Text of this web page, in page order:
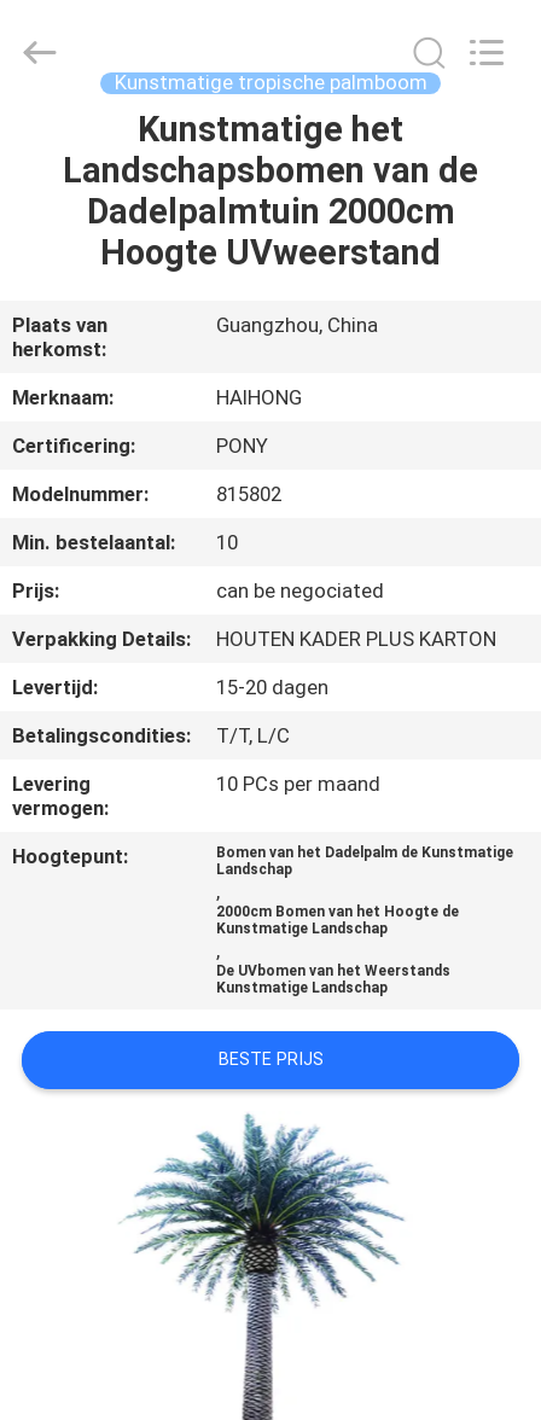
PRODUCTEN
OVER
ONS
FABRIEKSTOCHT
KWALITEITSCONTROLE
NEEM
CONTACT
ONS
OP
NIEUWS
OFFERTE
AANVRAGEN
PRIVACYBELEID
Factory.
Kunstmatige tropische palmboom
Kunstmatige het
Landschapsbomen van de
Dadelpalmtuin 2000cm
Hoogte UVweerstand
Plaats van
herkomst:
Guangzhou, China
Merknaam:
HAIHONG
Certificering:
PONY
Modelnummer:
815802
Min. bestelaantal:
10
Prijs:
can be negociated
Verpakking Details:
HOUTEN KADER PLUS KARTON
Levertijd:
15-20 dagen
Betalingscondities:
T/T, L/C
Levering
vermogen:
10 PCs per maand
Hoogtepunt:
Bomen van het Dadelpalm de Kunstmatige
Landschap
,
2000cm Bomen van het Hoogte de
Kunstmatige Landschap
,
De UVbomen van het Weerstands
Kunstmatige Landschap
BESTE PRIJS